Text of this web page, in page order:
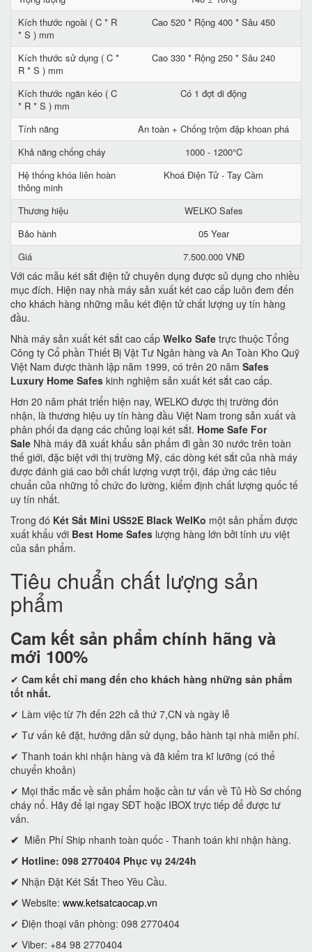
Kích thước ngoài ( C * R
* S ) mm
Cao 520 * Rộng 400 * Sâu 450
Kích thước sử dụng ( C *
R * S ) mm
Cao 330 * Rộng 250 * Sâu 240
Kích thước ngăn kéo ( C
* R * S ) mm
Có 1 đợt di động
Tính năng
An toàn + Chống trộm đập khoan phá
Khả năng chống cháy
1000 - 1200°C
Hệ thống khóa liên hoàn
thông minh
Khoá Điện Tử - Tay Cầm
Thương hiệu
WELKO Safes
Bảo hành
05 Year
Giá
7.500.000 VNĐ
Với các mẫu két sắt điện tử chuyên dụng được sủ dụng cho nhiều
mục đích. Hiện nay nhà máy sản xuất két cao cấp luôn đem đến
cho khách hàng những mẫu két điện tử chất lượng uy tín hàng
đầu.
Nhà máy sản xuất két sắt cao cấp Welko Safe trực thuộc Tổng
Công ty Cổ phần Thiết Bị Vật Tư Ngân hàng và An Toàn Kho Quỹ
Việt Nam được thành lập năm 1999, có trên 20 năm Safes
Luxury Home Safes kinh nghiệm sản xuất két sắt cao cấp.
Hơn 20 năm phát triển hiện nay, WELKO được thị trường đón
nhận, là thương hiệu uy tín hàng đầu Việt Nam trong sản xuất và
phân phối đa dạng các chủng loại két sắt. Home Safe For
Sale Nhà máy đã xuất khẩu sản phẩm đi gần 30 nước trên toàn
thế giới, đặc biệt với thị trường Mỹ, các dòng két sắt của nhà máy
được đánh giá cao bởi chất lượng vượt trội, đáp ứng các tiêu
chuẩn của những tổ chức đo lường, kiểm định chất lượng quốc tế
uy tín nhất.
Trong đó Két Sắt Mini US52E Black WelKo một sản phẩm được
xuất khẩu với Best Home Safes lượng hàng lớn bởi tính ưu việt
của sản phẩm.
Tiêu chuẩn chất lượng sản
phẩm
Cam kết sản phẩm chính hãng và
mới 100%
✔ Cam kết chỉ mang đến cho khách hàng những sản phẩm
tốt nhất.
✔ Làm việc từ 7h đến 22h cả thứ 7,CN và ngày lễ
✔ Tư vấn kê đặt, hướng dẫn sử dụng, bảo hành tại nhà miễn phí.
✔ Thanh toán khi nhận hàng và đã kiểm tra kĩ lưỡng (có thể
chuyển khoản)
✔ Mọi thắc mắc về sản phẩm hoặc cần tư vấn về Tủ Hồ Sơ chống
cháy nổ. Hãy để lại ngay SĐT hoặc IBOX trực tiếp để được tư
vấn.
✔ Miễn Phí Ship nhanh toàn quốc - Thanh toán khi nhận hàng.
✔ Hotline: 098 2770404 Phục vụ 24/24h
✔ Nhận Đặt Két Sắt Theo Yêu Cầu.
✔ Website: www.ketsatcaocap.vn
✔ Điện thoại văn phòng: 098 2770404
✔ Viber: +84 98 2770404